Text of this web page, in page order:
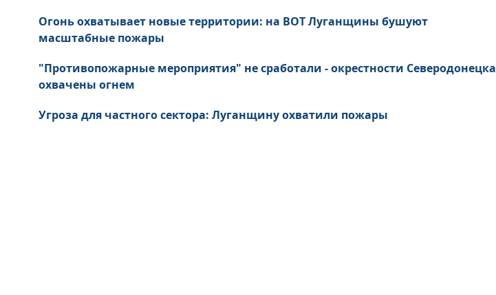
Огонь охватывает новые территории: на ВОТ Луганщины бушуют
масштабные пожары
"Противопожарные мероприятия" не сработали - окрестности Северодонецка
охвачены огнем
Угроза для частного сектора: Луганщину охватили пожары